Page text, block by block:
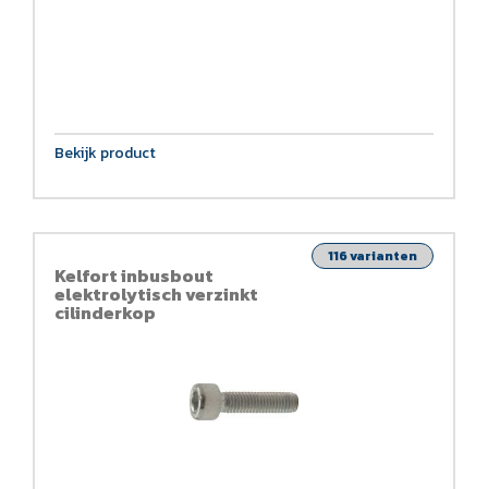
Bekijk product
Kelfort inbusbout
elektrolytisch verzinkt
cilinderkop
116 varianten